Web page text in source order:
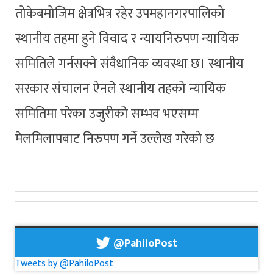
तोकेबमोजिम क्षेत्रभित्र रहेर उपमहानगरपालिको
स्थानीय तहमा हुने विवाद र न्यायनिरुपण न्यायिक
समितिले गर्नसक्ने संवैधानिक व्यवस्था छ। स्थानीय
सरकार संचालन ऐनले स्थानीय तहको न्यायिक
समितिमा परेका उजुरीको सम्भव भएसम्म
मेलमिलापबाट निरुपण गर्ने उल्लेख गरेको छ
@PahiloPost
Tweets by @PahiloPost